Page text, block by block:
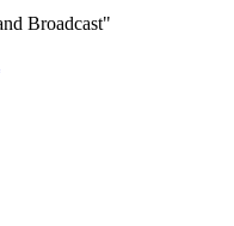
Broadcast"